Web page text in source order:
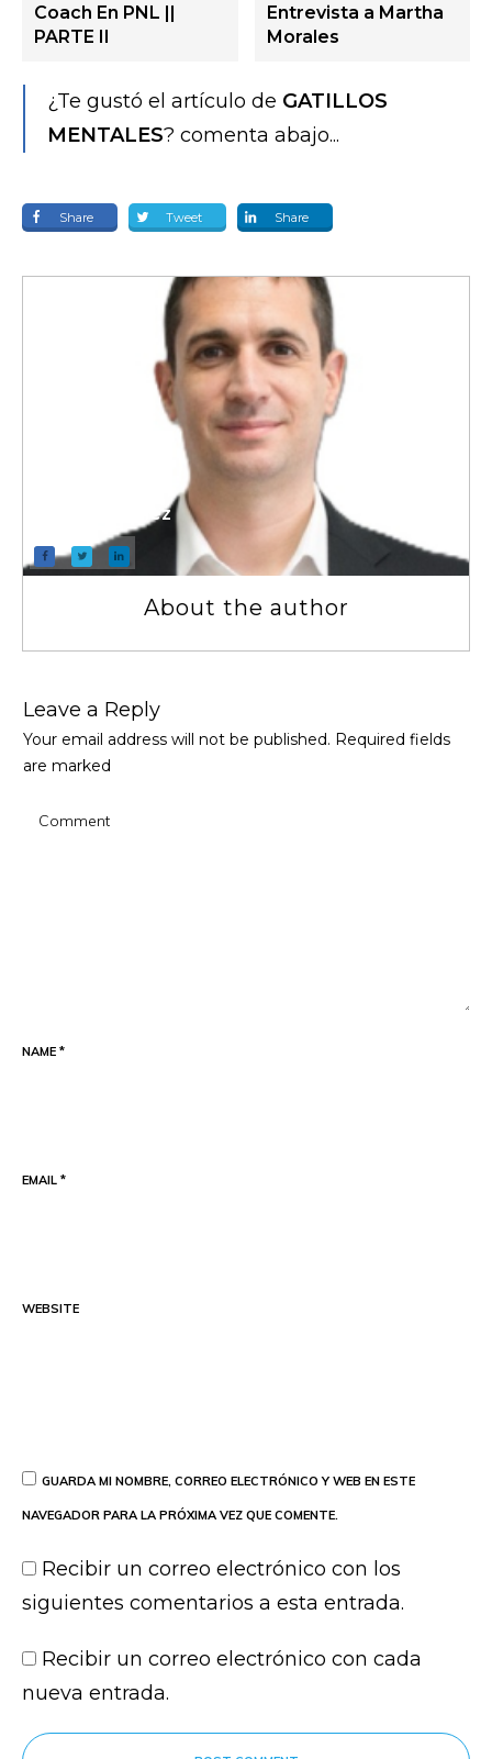
Coach En PNL ||
PARTE II
Entrevista a Martha
Morales
¿Te gustó el artículo de GATILLOS
MENTALES? comenta abajo...
Share Tweet Share
Pablo Sanchez
About the author
Leave a Repl​​​​​y
Your email address will not be published. Required fields
are marked
NAME *
EMAIL *
WEBSITE
GUARDA MI NOMBRE, CORREO ELECTRÓNICO Y WEB EN ESTE
NAVEGADOR PARA LA PRÓXIMA VEZ QUE COMENTE.
Recibir un correo electrónico con los
siguientes comentarios a esta entrada.
Recibir un correo electrónico con cada
nueva entrada.